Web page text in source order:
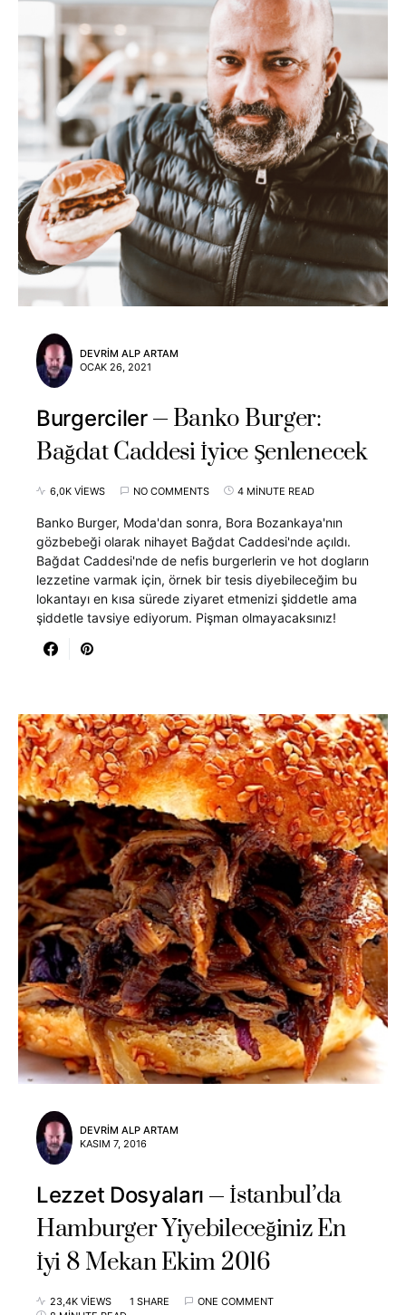
DEVRIM ALP ARTAM
OCAK 26, 2021
Burgerciler
Banko Burger:
Bağdat Caddesi İyice Şenlenecek
6,0K VIEWS NO COMMENTS 4 MINUTE READ
Banko Burger, Moda'dan sonra, Bora Bozankaya'nın
gözbebeği olarak nihayet Bağdat Caddesi'nde açıldı.
Bağdat Caddesi'nde de nefis burgerlerin ve hot dogların
lezzetine varmak için, örnek bir tesis diyebileceğim bu
lokantayı en kısa sürede ziyaret etmenizi şiddetle ama
şiddetle tavsiye ediyorum. Pişman olmayacaksınız!
DEVRIM ALP ARTAM
KASIM 7, 2016
Lezzet Dosyaları
İstanbul’da
Hamburger Yiyebileceğiniz En
İyi 8 Mekan Ekim 2016
23,4K VIEWS 1 SHARE
ONE COMMENT